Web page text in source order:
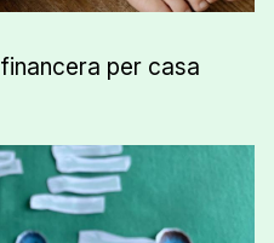
per casa